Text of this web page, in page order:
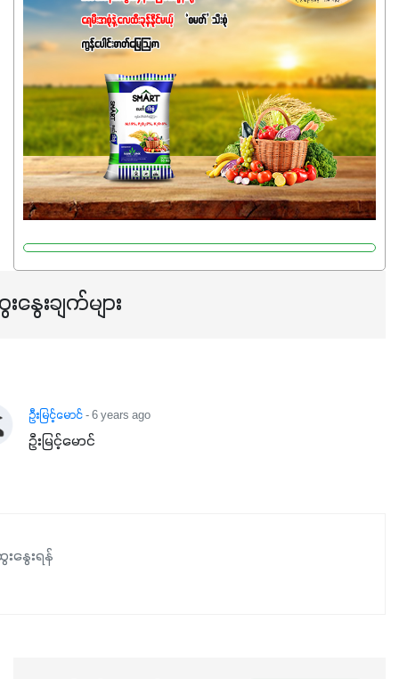
ဓာတ်မြေဩဇာဖြစ်ပါတယ်။ အဓိကအကျိုးကျေးဇူးတွေအနေနဲ့
ကတော့ နိုက်ထရိုဂျင် 19%ပါဝင်တဲ့အတွက် ကလိုရိုဖီးလ်ဖွဲ့စည်း
မှုကို အားပေးကာ သီးနှံပင်များ၏အရွက်များစိမ်းလန်းသန်စွမ်း
ပြီး အစာချက်လုပ်မှုအားကောင်းစေပါတယ်။ အပင်၏ပင်ပိုင်း
ကြီးထွားမှုကို တိုးမြင့်စေကာ အပင်သန်၍ အကြီးမြန်စေပါတယ်။
သင့်တော်တဲ့ Phosphorus 7%ပါဝင်မှုကြောင့် အပင်ရဲ့ အမြစ်
ဖွဲ့စည်းတည်ဆောက်မှုကို ပို၍သန်မာလာအောင် အားပေးပါ
တယ်။ ဒါ့အပြင် ပန်းပွင့်ခြင်း၊အသီးသီးခြင်း၊အစေ့တည်ခြင်း
လုပ်ငန်းစဉ်များကိုလည်း အားပေးပါတယ်။ လုံလောက်တဲ့
Potassium 8%က အပင်ရဲ့ ရောဂါဒဏ်၊ရာသီဥတုဒဏ်ခံနိုင်ရည်
အရသာ ပိုမိုကောင်းမွန်စေဖို့အတွက် လိုအပ်တဲ့အာဟာရဓာတ်
ဖြစ်ပါတယ်။ ဟူးမစ်အက်စစ်ပါဝင်ပေါင်းစပ်ထားတဲ့အတွက်
နှံစားသီးနှံများ၊ပဲအမျိုးမျိုး၊ဟင်းသီးဟင်းရွက်နဲ့ ဥယျာဉ်ခြံသီးနှံ
အားလုံးမှာ အသုံးပြုနိုင်တယ်ဆိုတော့ တစ်မျိုးတည်းနဲ့ အားလုံး
နွေးချက်များ
ဦးမြင့်မောင်- 6 years ago
ဦးမြင့်မောင်
နွေးရန်